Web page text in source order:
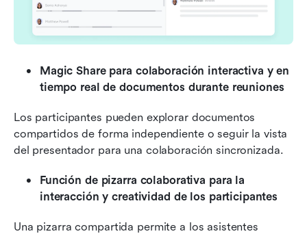
Magic Share para colaboración interactiva y en
tiempo real de documentos durante reuniones
Los participantes pueden explorar documentos
compartidos de forma independiente o seguir la vista
del presentador para una colaboración sincronizada.
Función de pizarra colaborativa para la
interacción y creatividad de los participantes
Una pizarra compartida permite a los asistentes